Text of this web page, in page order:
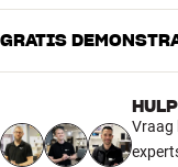
maken over de
goed geluid geniet.
van NAD (apart
muziekstreaming,
Bluetooth-functionaliteit,
GRATIS
Vraag